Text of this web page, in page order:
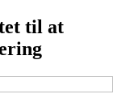
til at